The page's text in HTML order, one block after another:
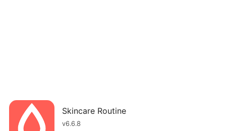
Skincare Routine
v6.6.8